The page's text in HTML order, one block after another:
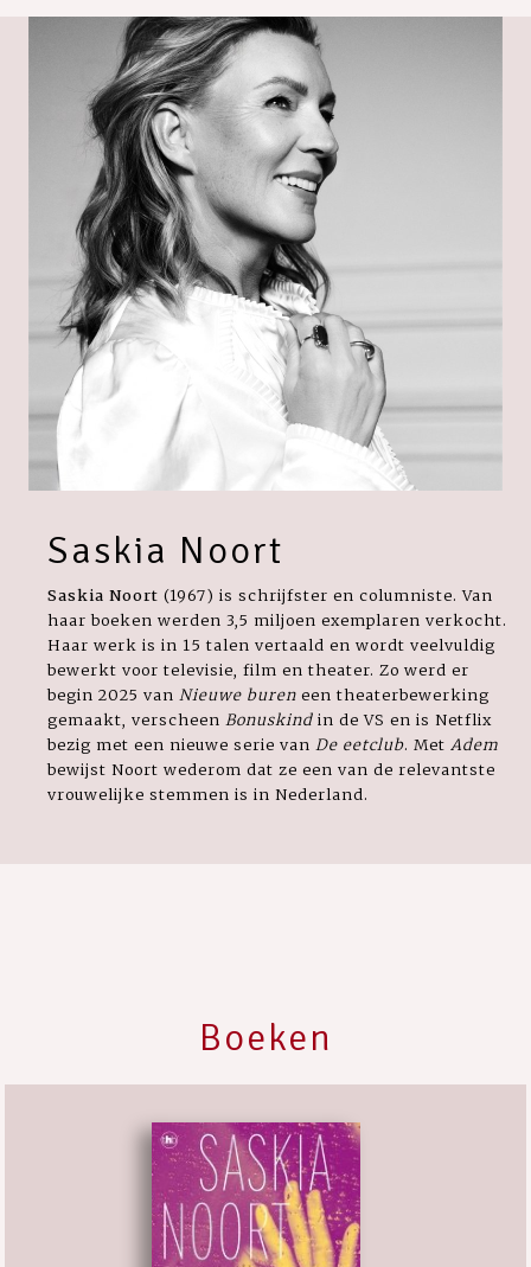
Saskia Noort
Saskia Noort (1967) is schrijfster en columniste. Van
haar boeken werden 3,5 miljoen exemplaren verkocht.
Haar werk is in 15 talen vertaald en wordt veelvuldig
bewerkt voor televisie, film en theater. Zo werd er
begin 2025 van Nieuwe buren een theaterbewerking
gemaakt, verscheen Bonuskind in de VS en is Netflix
bezig met een nieuwe serie van De eetclub. Met Adem
bewijst Noort wederom dat ze een van de relevantste
vrouwelijke stemmen is in Nederland.
Boeken